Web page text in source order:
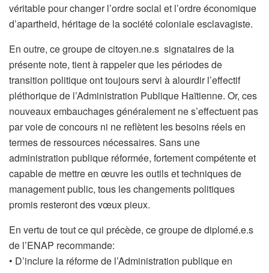
véritable pour changer l’ordre social et l’ordre économique
d’apartheid, héritage de la société coloniale esclavagiste.
En outre, ce groupe de citoyen.ne.s signataires de la
présente note, tient à rappeler que les périodes de
transition politique ont toujours servi à alourdir l’effectif
pléthorique de l’Administration Publique Haïtienne. Or, ces
nouveaux embauchages généralement ne s’effectuent pas
par voie de concours ni ne reflètent les besoins réels en
termes de ressources nécessaires. Sans une
administration publique réformée, fortement compétente et
capable de mettre en œuvre les outils et techniques de
management public, tous les changements politiques
promis resteront des vœux pieux.
En vertu de tout ce qui précède, ce groupe de diplomé.e.s
de l’ENAP recommande:
• D’inclure la réforme de l’Administration publique en